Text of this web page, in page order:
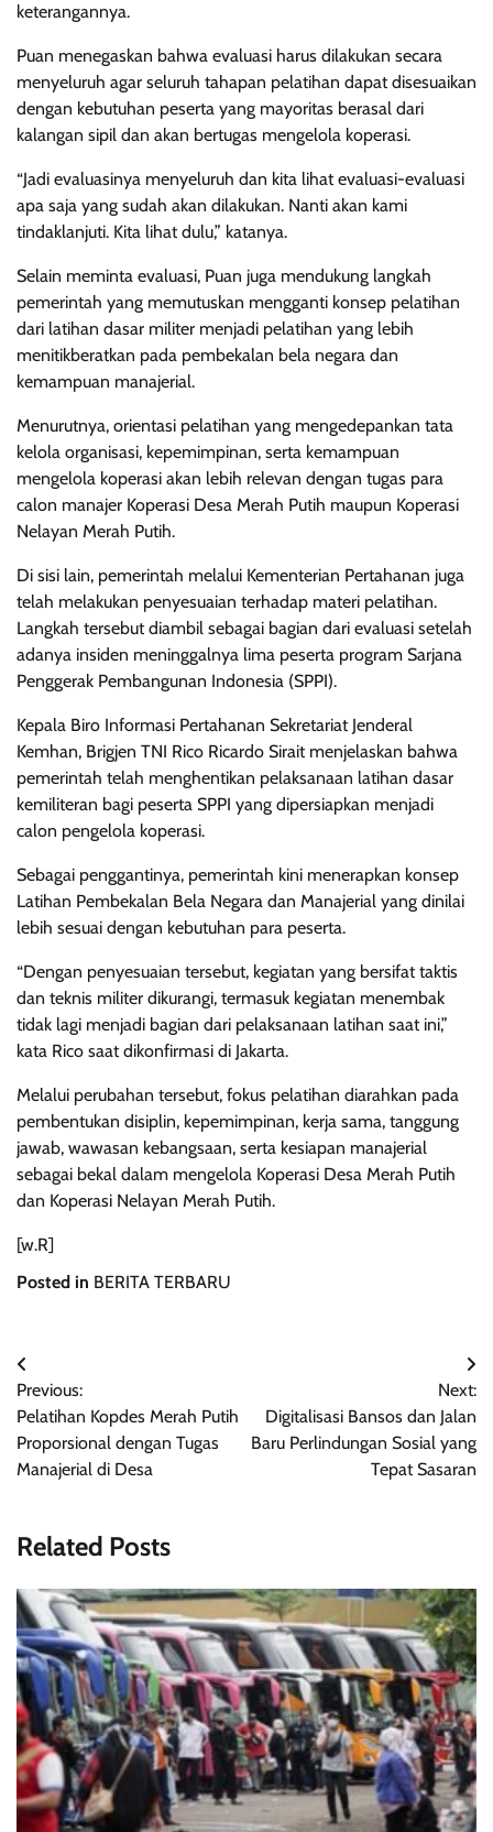
keterangannya.
Puan menegaskan bahwa evaluasi harus dilakukan secara
menyeluruh agar seluruh tahapan pelatihan dapat disesuaikan
dengan kebutuhan peserta yang mayoritas berasal dari
kalangan sipil dan akan bertugas mengelola koperasi.
“Jadi evaluasinya menyeluruh dan kita lihat evaluasi-evaluasi
apa saja yang sudah akan dilakukan. Nanti akan kami
tindaklanjuti. Kita lihat dulu,” katanya.
Selain meminta evaluasi, Puan juga mendukung langkah
pemerintah yang memutuskan mengganti konsep pelatihan
dari latihan dasar militer menjadi pelatihan yang lebih
menitikberatkan pada pembekalan bela negara dan
kemampuan manajerial.
Menurutnya, orientasi pelatihan yang mengedepankan tata
kelola organisasi, kepemimpinan, serta kemampuan
mengelola koperasi akan lebih relevan dengan tugas para
calon manajer Koperasi Desa Merah Putih maupun Koperasi
Nelayan Merah Putih.
Di sisi lain, pemerintah melalui Kementerian Pertahanan juga
telah melakukan penyesuaian terhadap materi pelatihan.
Langkah tersebut diambil sebagai bagian dari evaluasi setelah
adanya insiden meninggalnya lima peserta program Sarjana
Penggerak Pembangunan Indonesia (SPPI).
Kepala Biro Informasi Pertahanan Sekretariat Jenderal
Kemhan, Brigjen TNI Rico Ricardo Sirait menjelaskan bahwa
pemerintah telah menghentikan pelaksanaan latihan dasar
kemiliteran bagi peserta SPPI yang dipersiapkan menjadi
calon pengelola koperasi.
Sebagai penggantinya, pemerintah kini menerapkan konsep
Latihan Pembekalan Bela Negara dan Manajerial yang dinilai
lebih sesuai dengan kebutuhan para peserta.
“Dengan penyesuaian tersebut, kegiatan yang bersifat taktis
dan teknis militer dikurangi, termasuk kegiatan menembak
tidak lagi menjadi bagian dari pelaksanaan latihan saat ini,”
kata Rico saat dikonfirmasi di Jakarta.
Melalui perubahan tersebut, fokus pelatihan diarahkan pada
pembentukan disiplin, kepemimpinan, kerja sama, tanggung
jawab, wawasan kebangsaan, serta kesiapan manajerial
sebagai bekal dalam mengelola Koperasi Desa Merah Putih
dan Koperasi Nelayan Merah Putih.
[w.R]
Posted in BERITA TERBARU
Post
navigation
Previous:
Pelatihan Kopdes Merah Putih
Proporsional dengan Tugas
Manajerial di Desa
Next:
Digitalisasi Bansos dan Jalan
Baru Perlindungan Sosial yang
Tepat Sasaran
Related Posts